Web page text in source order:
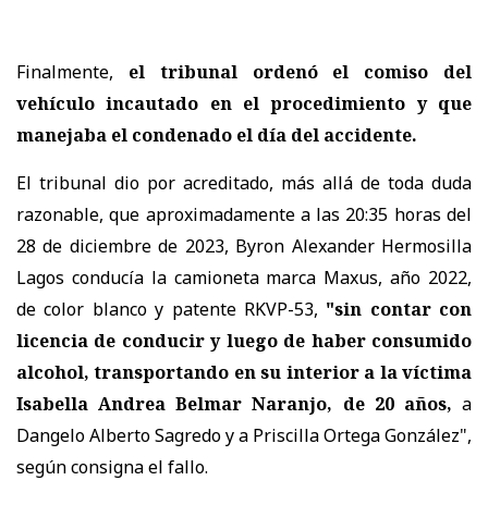
Finalmente, el tribunal ordenó el comiso del
vehículo incautado en el procedimiento y que
manejaba el condenado el día del accidente.
El tribunal dio por acreditado, más allá de toda duda
razonable, que aproximadamente a las 20:35 horas del
28 de diciembre de 2023, Byron Alexander Hermosilla
Lagos conducía la camioneta marca Maxus, año 2022,
de color blanco y patente RKVP-53, "sin contar con
licencia de conducir y luego de haber consumido
alcohol, transportando en su interior a la víctima
Isabella Andrea Belmar Naranjo, de 20 años, a
Dangelo Alberto Sagredo y a Priscilla Ortega González",
según consigna el fallo.